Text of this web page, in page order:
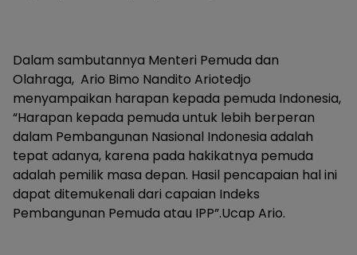
Dalam sambutannya Menteri Pemuda dan
Olahraga, Ario Bimo Nandito Ariotedjo
menyampaikan harapan kepada pemuda Indonesia,
“Harapan kepada pemuda untuk lebih berperan
dalam Pembangunan Nasional Indonesia adalah
tepat adanya, karena pada hakikatnya pemuda
adalah pemilik masa depan. Hasil pencapaian hal ini
dapat ditemukenali dari capaian Indeks
Pembangunan Pemuda atau IPP”.Ucap Ario.